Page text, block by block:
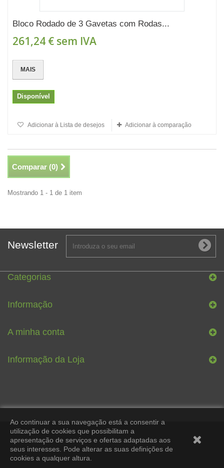
Bloco Rodado de 3 Gavetas com Rodas...
261,24 € sem IVA
MAIS
Disponível
Adicionar à Lista de desejos Adicionar à comparação
Comparar (0)
Mostrando 1 - 1 de 1 item
Newsletter
Categorias
Informação
A minha conta
Informação da Loja
Ao continuar a sua navegação está a consentir a
utilização de cookies que possibilitam a
apresentação de serviços e ofertas adaptadas aos
seus interesses. Pode alterar as suas definições de
cookies a qualquer altura.